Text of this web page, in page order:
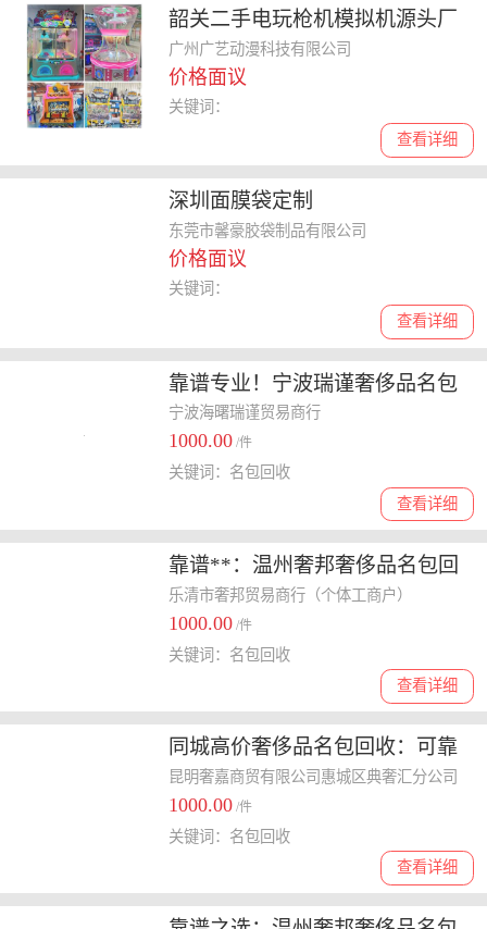
韶关二手电玩枪机模拟机源头厂
家
广州广艺动漫科技有限公司
价格面议
查看详细
关键词：
深圳面膜袋定制
东莞市馨豪胶袋制品有限公司
价格面议
查看详细
关键词：
靠谱专业！宁波瑞谨奢侈品名包
回收服务
宁波海曙瑞谨贸易商行
1000.00 /件
查看详细
关键词：名包回收
靠谱**：温州奢邦奢侈品名包回
收
乐清市奢邦贸易商行（个体工商户）
1000.00 /件
查看详细
关键词：名包回收
同城高价奢侈品名包回收：可靠
之选与贴心服务
昆明奢嘉商贸有限公司惠城区典奢汇分公司
1000.00 /件
查看详细
关键词：名包回收